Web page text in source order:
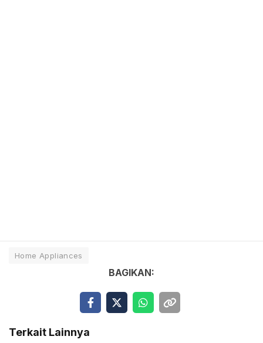
Home Appliances
BAGIKAN:
Terkait Lainnya